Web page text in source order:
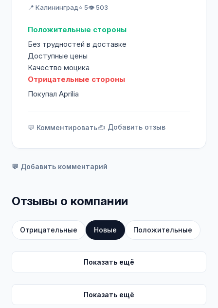
📍 Калининград⭐ 5👁️ 503
Положительные стороны
Без трудностей в доставке
Доступные цены
Качество моцика
Отрицательные стороны
Покупал Aprilia
💬 Комментировать✍️ Добавить отзыв
💬 Добавить комментарий
Отзывы о компании
Отрицательные Новые Положительные
Показать ещё
Показать ещё